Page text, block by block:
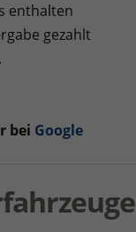
enthalten
gezahlt
bei Google